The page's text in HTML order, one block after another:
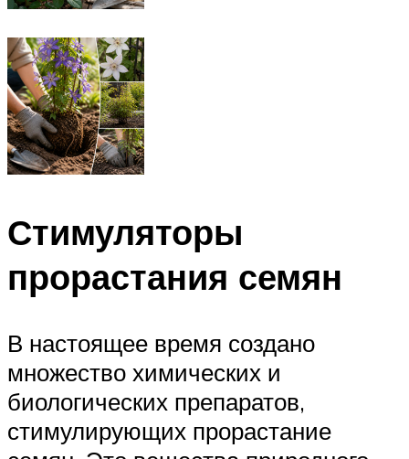
Стимуляторы
прорастания семян
В настоящее время создано
множество химических и
биологических препаратов,
стимулирующих прорастание